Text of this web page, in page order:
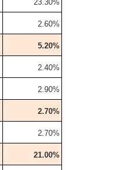
23.30%
2.60%
5.20%
2.40%
2.90%
2.70%
2.70%
21.00%